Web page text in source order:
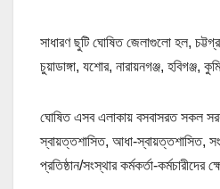
সাধারণ ছুটি ঘোষিত জেলাগুলো হল,
চুয়াডাঙ্গা, যশোর, নারায়নগঞ্জ, হবিগঞ্জ,
ঘোষিত এসব এলাকায় বসবাসরত সকল
স্বায়ত্তশাসিত, আধা-স্বায়ত্তশাসিত,
প্রতিষ্ঠান/সংস্থার কর্মকর্তা-